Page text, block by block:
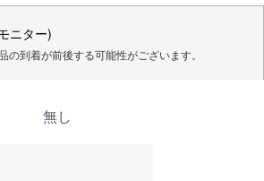
ニター)
の到着が前後する可能性がございます。
無し